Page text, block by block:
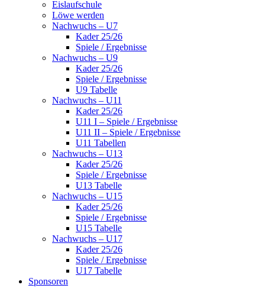
Eislaufschule
Löwe werden
Nachwuchs – U7
Kader 25/26
Spiele / Ergebnisse
Nachwuchs – U9
Kader 25/26
Spiele / Ergebnisse
U9 Tabelle
Nachwuchs – U11
Kader 25/26
U11 I – Spiele / Ergebnisse
U11 II – Spiele / Ergebnisse
U11 Tabellen
Nachwuchs – U13
Kader 25/26
Spiele / Ergebnisse
U13 Tabelle
Nachwuchs – U15
Kader 25/26
Spiele / Ergebnisse
U15 Tabelle
Nachwuchs – U17
Kader 25/26
Spiele / Ergebnisse
U17 Tabelle
Sponsoren